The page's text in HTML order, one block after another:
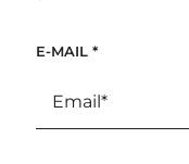
E-MAIL *